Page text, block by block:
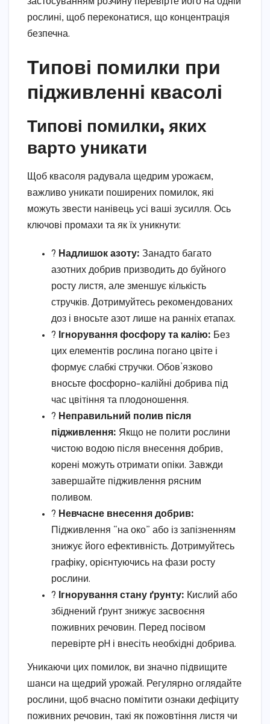
рослині, щоб переконатися, що концентрація
безпечна.
Типові помилки при
підживленні квасолі
Типові помилки, яких
варто уникати
Щоб квасоля радувала щедрим урожаєм,
важливо уникати поширених помилок, які
можуть звести нанівець усі ваші зусилля. Ось
ключові промахи та як їх уникнути:
? Надлишок азоту: Занадто багато
азотних добрив призводить до буйного
росту листя, але зменшує кількість
стручків. Дотримуйтесь рекомендованих
доз і вносьте азот лише на ранніх етапах.
? Ігнорування фосфору та калію: Без
цих елементів рослина погано цвіте і
формує слабкі стручки. Обов’язково
вносьте фосфорно-калійні добрива під
час цвітіння та плодоношення.
? Неправильний полив після
підживлення: Якщо не полити рослини
чистою водою після внесення добрив,
корені можуть отримати опіки. Завжди
завершайте підживлення рясним
поливом.
? Невчасне внесення добрив:
Підживлення “на око” або із запізненням
знижує його ефективність. Дотримуйтесь
графіку, орієнтуючись на фази росту
рослини.
? Ігнорування стану ґрунту: Кислий або
збіднений ґрунт знижує засвоєння
поживних речовин. Перед посівом
перевірте pH і внесіть необхідні добрива.
Уникаючи цих помилок, ви значно підвищите
шанси на щедрий урожай. Регулярно оглядайте
рослини, щоб вчасно помітити ознаки дефіциту
поживних речовин, такі як пожовтіння листя чи